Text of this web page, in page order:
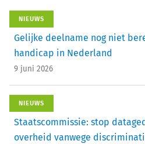
NIEUWS
Gelijke deelname nog niet
handicap in Nederland
9 juni 2026
NIEUWS
Staatscommissie: stop
overheid vanwege